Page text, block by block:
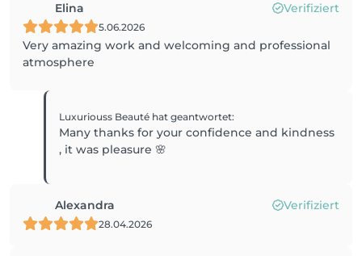
Elina Verifiziert
5.06.2026
Very amazing work and welcoming and professional
atmosphere
Luxuriouss Beauté hat geantwortet:
Many thanks for your confidence and kindness
, it was pleasure 🌸
Alexandra Verifiziert
28.04.2026